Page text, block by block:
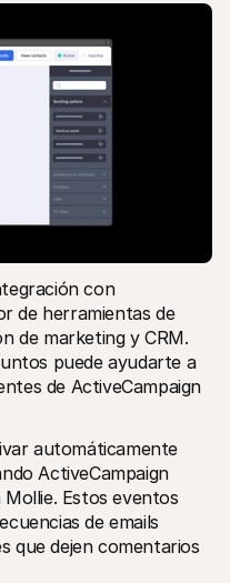
Para ayudar, ofrecemos una integración con
de herramientas de
de marketing y CRM.
puede ayudarte a
de ActiveCampaign
automáticamente
ActiveCampaign
Estos eventos
de emails
que dejen comentarios